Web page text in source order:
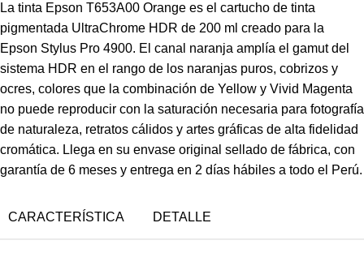
La tinta Epson T653A00 Orange es el cartucho de tinta
pigmentada UltraChrome HDR de 200 ml creado para la
Epson Stylus Pro 4900. El canal naranja amplía el gamut del
sistema HDR en el rango de los naranjas puros, cobrizos y
ocres, colores que la combinación de Yellow y Vivid Magenta
no puede reproducir con la saturación necesaria para fotografía
de naturaleza, retratos cálidos y artes gráficas de alta fidelidad
cromática. Llega en su envase original sellado de fábrica, con
garantía de 6 meses y entrega en 2 días hábiles a todo el Perú.
CARACTERÍSTICA DETALLE